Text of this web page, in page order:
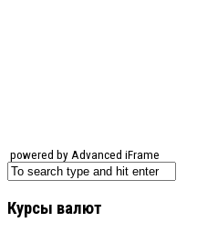
powered by Advanced iFrame
Курсы валют